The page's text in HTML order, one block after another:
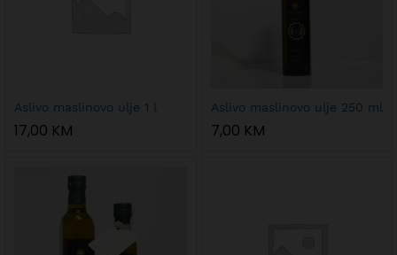
Aslivo maslinovo ulje 1 l
17,00 KM
Aslivo maslinovo ulje 250 ml
7,00 KM